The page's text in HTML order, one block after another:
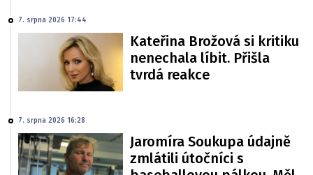
7. srpna 2026 17:44
Kateřina Brožová si kritiku
nenechala líbit. Přišla
tvrdá reakce
7. srpna 2026 16:28
Jaromíra Soukupa údajně
zmlátili útočníci s